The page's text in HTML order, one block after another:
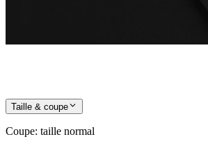
Taille & coupe
Coupe: taille normal